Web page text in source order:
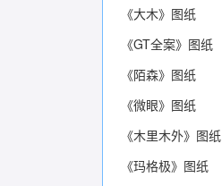
《大木》图纸
《GT全案》图纸
《陌森》图纸
《微眼》图纸
《木里木外》图纸
《玛格极》图纸